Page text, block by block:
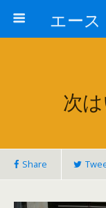
次
Share